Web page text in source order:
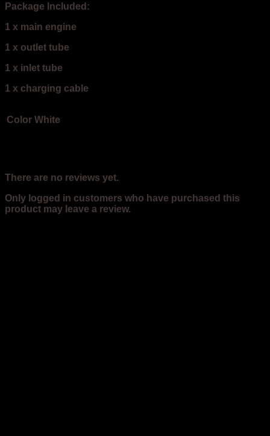
Package Included:
1 x main engine
1 x outlet tube
1 x inlet tube
1 x charging cable
Color White
There are no reviews yet.
Only logged in customers who have purchased this
product may leave a review.